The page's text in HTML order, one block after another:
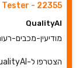
22355 - Junior System Tester
QualityAI
מודיעין-מכבים-